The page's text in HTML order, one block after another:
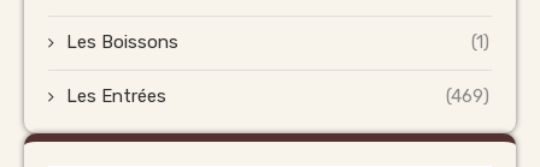
Les Boissons (1)
Les Entrées (469)